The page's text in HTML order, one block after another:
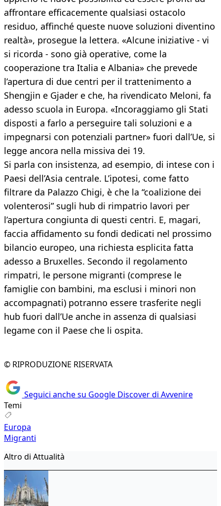
affrontare efficacemente qualsiasi ostacolo
residuo, affinché queste nuove soluzioni diventino
realtà», prosegue la lettera. «Alcune iniziative - vi
si ricorda - sono già operative, come la
cooperazione tra Italia e Albania» che prevede
l’apertura di due centri per il trattenimento a
Shengjin e Gjader e che, ha rivendicato Meloni, fa
adesso scuola in Europa. «Incoraggiamo gli Stati
disposti a farlo a perseguire tali soluzioni e a
impegnarsi con potenziali partner» fuori dall’Ue, si
legge ancora nella missiva dei 19.
Si parla con insistenza, ad esempio, di intese con i
Paesi dell’Asia centrale. L’ipotesi, come fatto
filtrare da Palazzo Chigi, è che la “coalizione dei
volenterosi” sugli hub di rimpatrio lavori per
l’apertura congiunta di questi centri. E, magari,
faccia affidamento su fondi dedicati nel prossimo
bilancio europeo, una richiesta esplicita fatta
adesso a Bruxelles. Secondo il regolamento
rimpatri, le persone migranti (comprese le
famiglie con bambini, ma esclusi i minori non
accompagnati) potranno essere trasferite negli
hub fuori dall’Ue anche in assenza di qualsiasi
legame con il Paese che li ospita.
© RIPRODUZIONE RISERVATA
Seguici anche su Google Discover di Avvenire
Temi
Europa
Migranti
Altro di Attualità